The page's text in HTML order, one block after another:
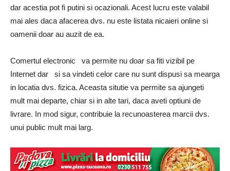
dar acestia pot fi putini si ocazionali. Acest lucru este valabil
mai ales daca afacerea dvs. nu este listata nicaieri online si
oamenii doar au auzit de ea.
Comertul electronic va permite nu doar sa fiti vizibil pe
Internet dar si sa vindeti celor care nu sunt dispusi sa mearga
in locatia dvs. fizica. Aceasta situtie va permite sa ajungeti
mult mai departe, chiar si in alte tari, daca aveti optiuni de
livrare. In mod sigur, contribuie la recunoasterea marcii dvs.
unui public mult mai larg.